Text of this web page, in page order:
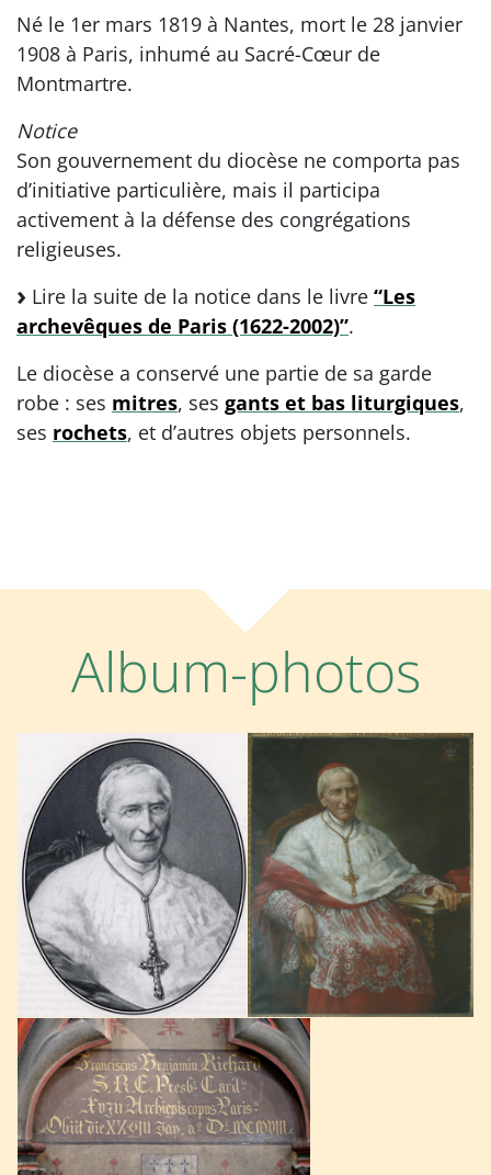
Né le 1er mars 1819 à Nantes, mort le 28 janvier
1908 à Paris, inhumé au Sacré-Cœur de
Montmartre.
Notice
Son gouvernement du diocèse ne comporta pas
d’initiative particulière, mais il participa
activement à la défense des congrégations
religieuses.
Lire la suite de la notice dans le livre “Les
archevêques de Paris (1622-2002)”.
Le diocèse a conservé une partie de sa garde
robe : ses mitres, ses gants et bas liturgiques,
ses rochets, et d’autres objets personnels.
Album-photos